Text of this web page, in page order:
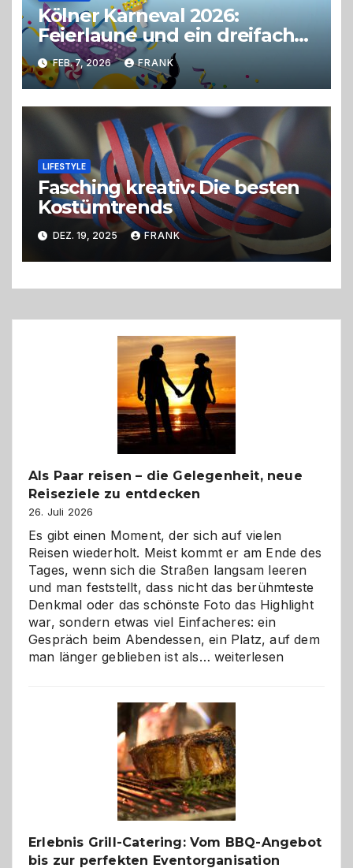
Kölner Karneval 2026:
Feierlaune und ein dreifaches
Alaaf!
FEB. 7, 2026 FRANK
LIFESTYLE
Fasching kreativ: Die besten
Kostümtrends
DEZ. 19, 2025 FRANK
Als Paar reisen – die Gelegenheit, neue
Reiseziele zu entdecken
26. Juli 2026
Es gibt einen Moment, der sich auf vielen
Reisen wiederholt. Meist kommt er am Ende des
Tages, wenn sich die Straßen langsam leeren
und man feststellt, dass nicht das berühmteste
Denkmal oder das schönste Foto das Highlight
war, sondern etwas viel Einfacheres: ein
Gespräch beim Abendessen, ein Platz, auf dem
man länger geblieben ist als… Als
–
die
Gelegenheit,
neue
Reiseziele
zu
entdecken
weiterlesen
Erlebnis Grill-Catering: Vom BBQ-Angebot
bis zur perfekten Eventorganisation